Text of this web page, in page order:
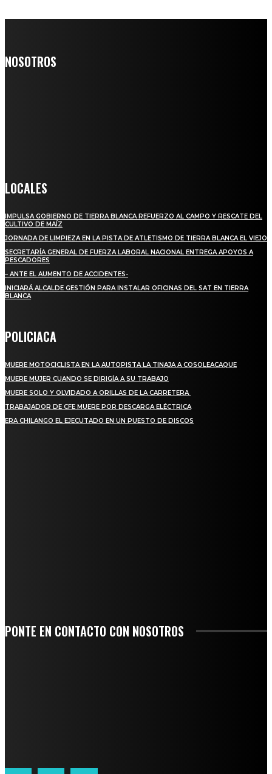
NOSOTROS
LOCALES
IMPULSA GOBIERNO DE TIERRA BLANCA REFUERZO AL CAMPO Y RESCATE DEL
CULTIVO DE MAÍZ
JORNADA DE LIMPIEZA EN LA PISTA DE ATLETISMO DE TIERRA BLANCA EL VIEJO
SECRETARÍA GENERAL DE FUERZA LABORAL NACIONAL ENTREGA APOYOS A
PESCADORES
– ANTE EL AUMENTO DE ACCIDENTES-
INICIARÁ ALCALDE GESTIÓN PARA INSTALAR OFICINAS DEL SAT EN TIERRA
BLANCA
POLICIACA
MUERE MOTOCICLISTA EN LA AUTOPISTA LA TINAJA A COSOLEACAQUE
MUERE MUJER CUANDO SE DIRIGÍA A SU TRABAJO
MUERE SOLO Y OLVIDADO A ORILLAS DE LA CARRETERA
TRABAJADOR DE CFE MUERE POR DESCARGA ELÉCTRICA
ERA CHILANGO EL EJECUTADO EN UN PUESTO DE DISCOS
PONTE EN CONTACTO CON NOSOTROS